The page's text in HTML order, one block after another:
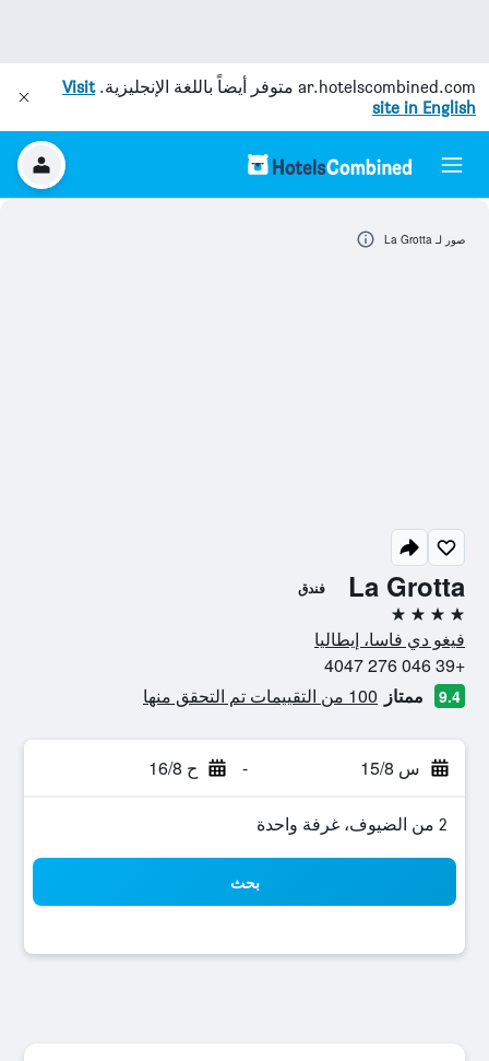
ar.hotelscombined.com متوفر أيضاً باللغة الإنجليزية.Visit
site in English
La Grotta فندق
4 نجوم
فيغو دي فاسا، إيطاليا
+39 046 276 4047
9.4 ممتاز 100 من التقييمات تم التحقق منها
س 15/8 - ح 16/8
2 من الضيوف، غرفة واحدة
بحث
صور لـ La Grotta